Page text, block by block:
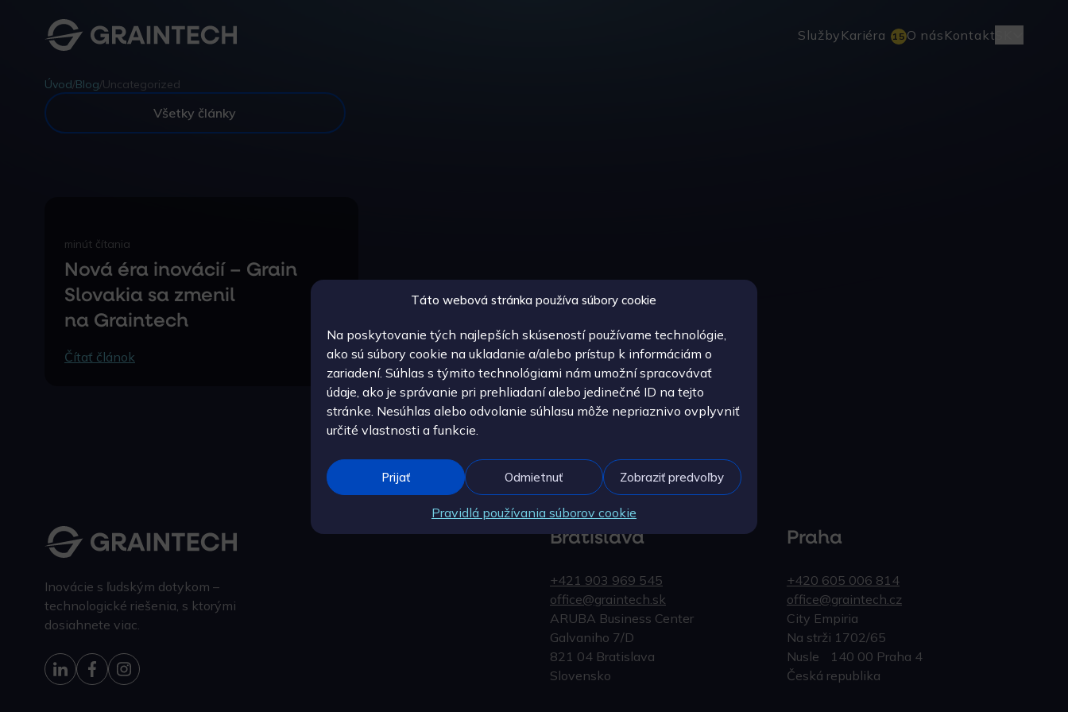
Táto webová stránka používa súbory cookie
Na poskytovanie tých najlepších skúseností používame technológie,
ako sú súbory cookie na ukladanie a/alebo prístup k informáciám o
zariadení. Súhlas s týmito technológiami nám umožní spracovávať
údaje, ako je správanie pri prehliadaní alebo jedinečné ID na tejto
stránke. Nesúhlas alebo odvolanie súhlasu môže nepriaznivo ovplyvniť
určité vlastnosti a funkcie.
Prijať Odmietnuť Zobraziť predvoľby
Pravidlá používania súborov cookie
Služby Kariéra 15O nás Kontakt
Úvod/Blog/Uncategorized
Všetky články
minút čítania
Nová éra inovácií – Grain
Slovakia sa zmenil
na Graintech
Čítať článok
Bratislava
+421 903 969 545
office@graintech.sk
ARUBA Business Center
Galvaniho 7/D
821 04 Bratislava
Slovensko
Praha
+420 605 006 814
office@graintech.cz
City Empiria
Na strži 1702/65
Nusle 140 00 Praha 4
Česká republika
Inovácie s ľudským dotykom –
technologické riešenia, s ktorými
dosiahnete viac.